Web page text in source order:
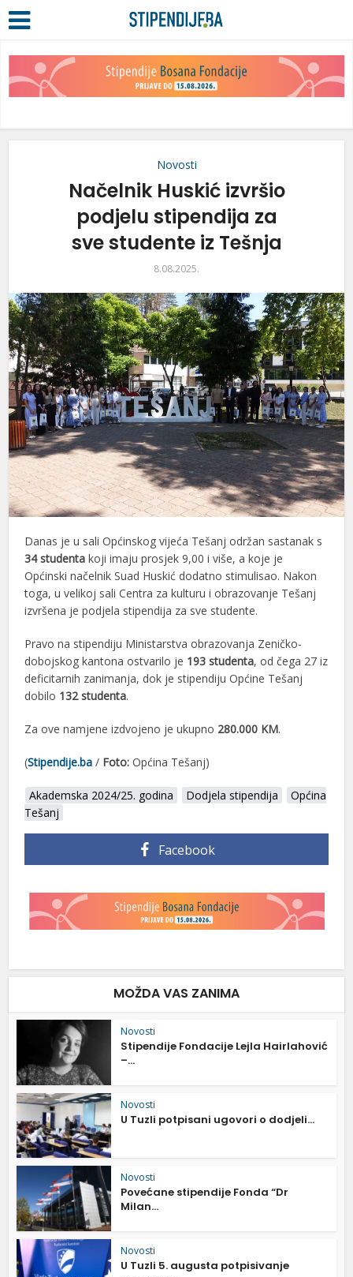
Novosti
Načelnik Huskić izvršio
podjelu stipendija za
sve studente iz Tešnja
8.08.2025.
Danas je u sali Općinskog vijeća Tešanj održan sastanak s
34 studenta koji imaju prosjek 9,00 i više, a koje je
Općinski načelnik Suad Huskić dodatno stimulisao. Nakon
toga, u velikoj sali Centra za kulturu i obrazovanje Tešanj
izvršena je podjela stipendija za sve studente.
Pravo na stipendiju Ministarstva obrazovanja Zeničko-
dobojskog kantona ostvarilo je 193 studenta, od čega 27 iz
deficitarnih zanimanja, dok je stipendiju Općine Tešanj
dobilo 132 studenta.
Za ove namjene izdvojeno je ukupno 280.000 KM.
(Stipendije.ba / Foto: Općina Tešanj)
Akademska 2024/25. godina Dodjela stipendija
Općina
Tešanj
Facebook
MOŽDA VAS ZANIMA
Novosti
Stipendije Fondacije Lejla Hairlahović
–...
Novosti
U Tuzli potpisani ugovori o dodjeli...
Novosti
Povećane stipendije Fonda “Dr
Milan...
Novosti
U Tuzli 5. augusta potpisivanje